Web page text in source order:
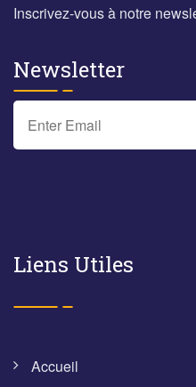
Inscrivez-vous à notre
Newsletter
Liens Utiles
Accueil